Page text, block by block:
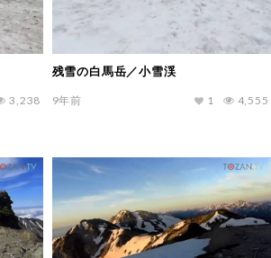
3,238
残雪の白馬岳／小雪渓
9年前 4,555
1